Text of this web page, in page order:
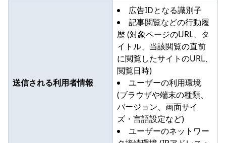
送信される利用者情報
広告IDとなる識別子
記事閲覧などの行動履
歴 (対象ページのURL、タ
イトル、当該閲覧の直前
に閲覧したサイトのURL、
閲覧日時)
ユーザーの利用環境
(ブラウザや端末の種類、
バージョン、画面サイ
ズ・言語設定など)
ユーザーのネットワー